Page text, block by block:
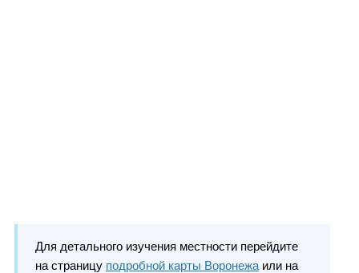
Для детального изучения местности перейдите
на страницу подробной карты Воронежаили на